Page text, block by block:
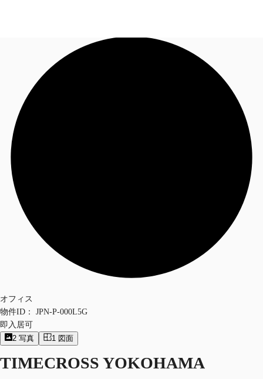
オフィス・事務所
倉庫・物流センター
お電話
オフィス
物件ID：
JPN-P-000L5G
即入居可
2 写真 1 図面
TIMECROSS YOKOHAMA